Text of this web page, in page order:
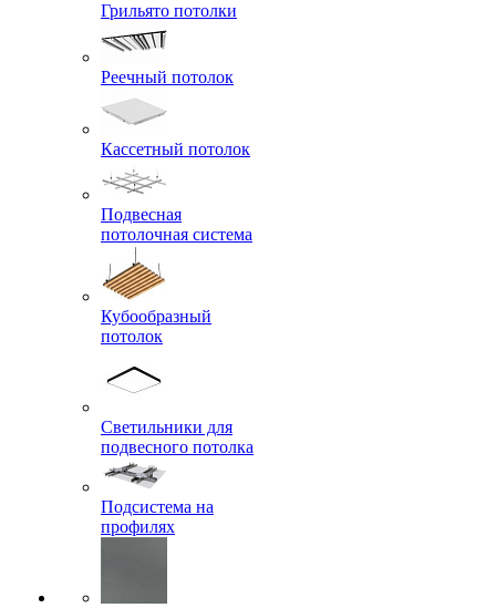
Грильято потолки
Реечный потолок
Кассетный потолок
Подвесная
потолочная система
Кубообразный
потолок
Светильники для
подвесного потолка
Подсистема на
профилях